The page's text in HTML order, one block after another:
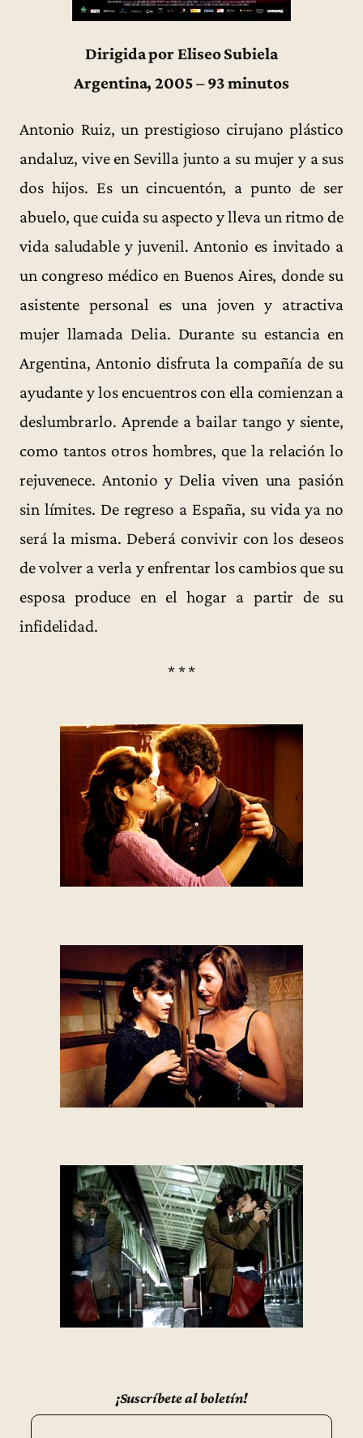
Dirigida por Eliseo Subiela
Argentina, 2005 – 93 minutos
Antonio Ruiz, un prestigioso cirujano plástico
andaluz, vive en Sevilla junto a su mujer y a sus
dos hijos. Es un cincuentón, a punto de ser
abuelo, que cuida su aspecto y lleva un ritmo de
vida saludable y juvenil. Antonio es invitado a
un congreso médico en Buenos Aires, donde su
asistente personal es una joven y atractiva
mujer llamada Delia. Durante su estancia en
Argentina, Antonio disfruta la compañía de su
ayudante y los encuentros con ella comienzan a
deslumbrarlo. Aprende a bailar tango y siente,
como tantos otros hombres, que la relación lo
rejuvenece. Antonio y Delia viven una pasión
sin límites. De regreso a España, su vida ya no
será la misma. Deberá convivir con los deseos
de volver a verla y enfrentar los cambios que su
esposa produce en el hogar a partir de su
infidelidad.
* * *
¡Suscríbete al boletín!